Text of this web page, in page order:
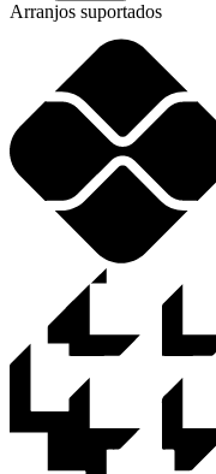
Arranjos suportados